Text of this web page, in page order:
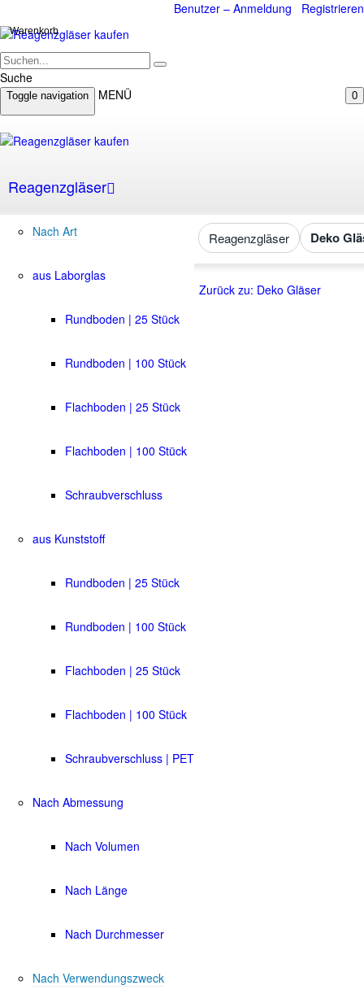
Benutzer – Anmeldung Registrieren
Suche
0
Warenkorb
Toggle navigation MENÜ
Reagenzgläser
Nach Art
aus Laborglas
Rundboden | 25 Stück
Rundboden | 100 Stück
Flachboden | 25 Stück
Flachboden | 100 Stück
Schraubverschluss
aus Kunststoff
Rundboden | 25 Stück
Rundboden | 100 Stück
Flachboden | 25 Stück
Flachboden | 100 Stück
Schraubverschluss | PET
Nach Abmessung
Nach Volumen
Nach Länge
Nach Durchmesser
Nach Verwendungszweck
Reagenzgläser Deko
Zurück zu: Deko Gläser